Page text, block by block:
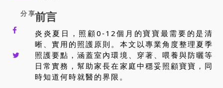
分 享前言
炎炎夏日，照顧0-12個月的寶寶最需要的是清
晰、實用的照護原則。本文以專業角度整理夏季
照護要點，涵蓋室內環境、穿著、喂養與防曬等
日常實務，幫助家長在家庭中穩妥照顧寶寶，同
時知道何時就醫的界限。